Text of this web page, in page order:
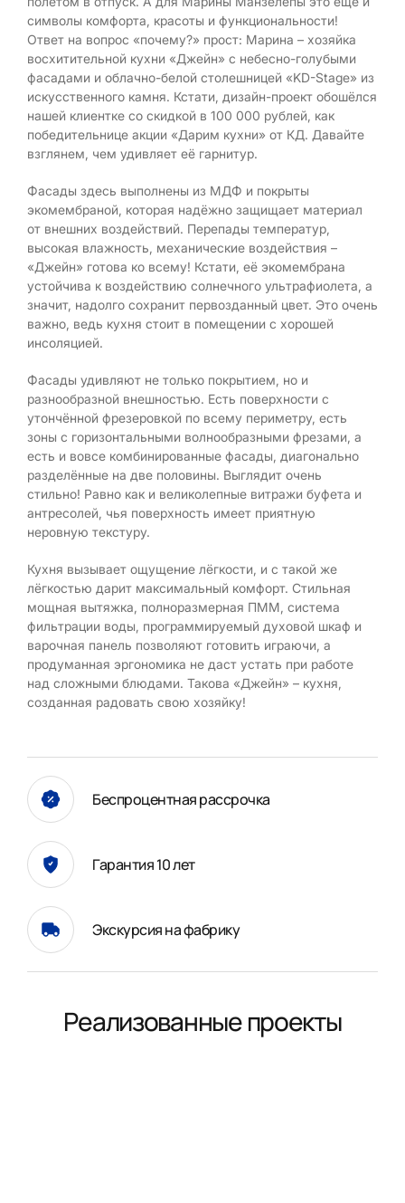
символы комфорта, красоты и функциональности!
Ответ на вопрос «почему?» прост: Марина – хозяйка
восхитительной кухни «Джейн» с небесно-голубыми
фасадами и облачно-белой столешницей «KD-Stage» из
искусственного камня. Кстати, дизайн-проект обошёлся
нашей клиентке со скидкой в 100 000 рублей, как
победительнице акции «Дарим кухни» от КД. Давайте
взглянем, чем удивляет её гарнитур.
Фасады здесь выполнены из МДФ и покрыты
экомембраной, которая надёжно защищает материал
от внешних воздействий. Перепады температур,
высокая влажность, механические воздействия –
«Джейн» готова ко всему! Кстати, её экомембрана
устойчива к воздействию солнечного ультрафиолета, а
значит, надолго сохранит первозданный цвет. Это очень
важно, ведь кухня стоит в помещении с хорошей
инсоляцией.
Фасады удивляют не только покрытием, но и
разнообразной внешностью. Есть поверхности с
утончённой фрезеровкой по всему периметру, есть
зоны с горизонтальными волнообразными фрезами, а
есть и вовсе комбинированные фасады, диагонально
разделённые на две половины. Выглядит очень
стильно! Равно как и великолепные витражи буфета и
антресолей, чья поверхность имеет приятную
неровную текстуру.
Кухня вызывает ощущение лёгкости, и с такой же
лёгкостью дарит максимальный комфорт. Стильная
мощная вытяжка, полноразмерная ПММ, система
фильтрации воды, программируемый духовой шкаф и
варочная панель позволяют готовить играючи, а
продуманная эргономика не даст устать при работе
над сложными блюдами. Такова «Джейн» – кухня,
созданная радовать свою хозяйку!
Беспроцентная рассрочка
Гарантия 10 лет
Экскурсия на фабрику
Реализованные проекты